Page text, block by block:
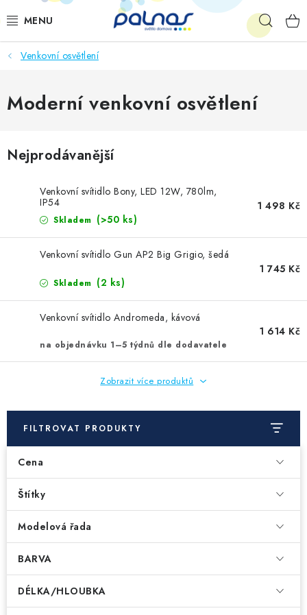
na
OSVĚTLENÍ INTERIÉRU
LED
AKCE
SHOWROOM
KE STAŽENÍ
Venkovní osvětlení
Moderní venkovní osvětlení
Nejprodávanější
Venkovní svítidlo Bony, LED 12W, 780lm,
IP54
Skladem (>50 ks)
1 498 Kč
Venkovní svítidlo Gun AP2 Big Grigio, šedá
Skladem (2 ks)
1 745 Kč
Venkovní svítidlo Andromeda, kávová
na objednávku 1–5 týdnů dle dodavatele
1 614 Kč
Zobrazit více produktů
FILTROVAT PRODUKTY
Cena
Štítky
Modelová řada
BARVA
DÉLKA/HLOUBKA